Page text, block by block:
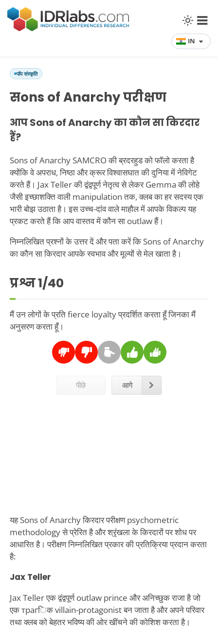
IN
पॉप संस्कृति
सons of Anarchy परीक्षण
आप Sons of Anarchy का कौन सा किरदार
हैं?
Sons of Anarchy SAMCRO की ब्रदरहुड को फॉलो करता है
क्योंकि वे अपराध, निष्ठा और क्रूर विश्वासघात की दुनिया में नेविगेट
करते हैं। Jax Teller की द्वंद्वपूर्ण नेतृत्व से लेकर Gemma की लोहे
जैसी इच्छाशक्ति वाली manipulation तक, क्लब का हर सदस्य एक
भारी बोझ उठाता है। इस उच्च-दांव वाले माहौल में आपके विकल्प यह
प्रकट करते हैं कि आप वास्तव में कौन सा outlaw हैं।
निम्नलिखित प्रश्नों के उत्तर दें और पता करें कि Sons of Anarchy
का कौन सा किरदार आपके स्वभाव और मूल्यों से मेल खाता है।
प्रश्न1/40
मैं उन लोगों के प्रति fierce loyalty प्रदर्शित करता हूँ जिनका मैं
अनुसरण करता हूँ।
पीछे आगे
यह Sons of Anarchy किरदार परीक्षण psychometric
methodology से प्रेरित है और श्रृंखला के किरदारों पर शोध पर
आधारित है। परीक्षण निम्नलिखित प्रकार की प्रतिक्रिया प्रदान करता
है:
Jax Teller
Jax Teller एक द्वंद्वपूर्ण outlaw prince और अनिच्छुक राजा है जो
एक трагिक villain-protagonist बन जाता है और अपने परिवार
तथा क्लब को बेहतर भविष्य की ओर खींचने की कोशिश करता है।